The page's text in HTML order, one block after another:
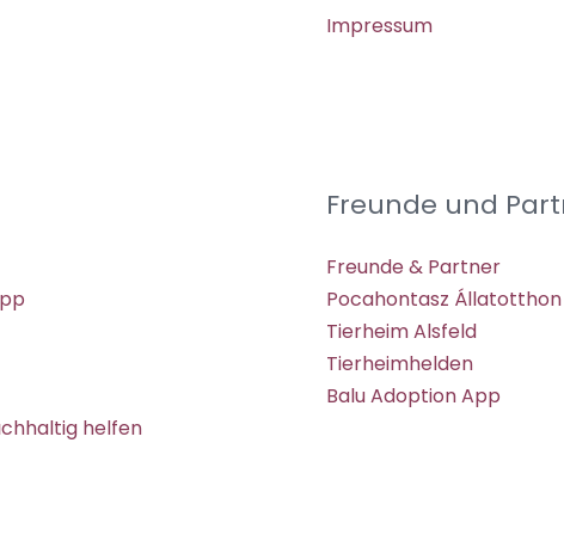
Impressum
helfen
Freunde und
Freunde & Partner
Pocahontasz Állatotthon
Tierheim Alsfeld
Tierheimhelden
Balu Adoption App